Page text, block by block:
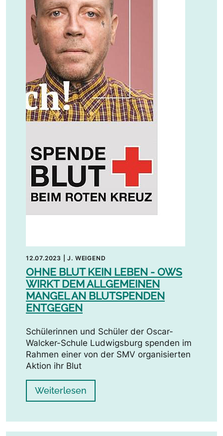
12.07.2023 |J. WEIGEND
OHNE BLUT KEIN LEBEN - OWS
WIRKT DEM ALLGEMEINEN
MANGEL AN BLUTSPENDEN
ENTGEGEN
Schülerinnen und Schüler der Oscar-
Walcker-Schule Ludwigsburg spenden im
Rahmen einer von der SMV organisierten
Aktion ihr Blut
Weiterlesen